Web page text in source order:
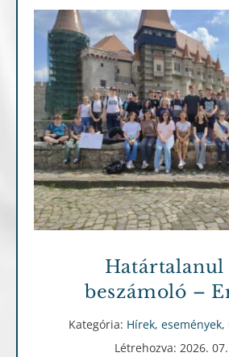
Hírek, események
beszámoló –
Kategória: Hírek, események,
Létrehozva: 2026.